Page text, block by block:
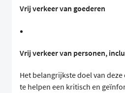
Vrij verkeer van goederen
Vrij verkeer van personen,
Het belangrijkste doel van
te helpen een kritisch en